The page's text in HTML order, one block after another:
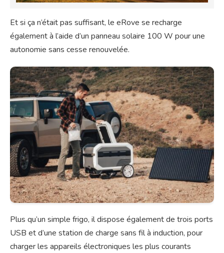
Et si ça n’était pas suffisant, le eRove se recharge
également à l’aide d’un panneau solaire 100 W pour une
autonomie sans cesse renouvelée.
Plus qu’un simple frigo, il dispose également de trois ports
USB et d’une station de charge sans fil à induction, pour
charger les appareils électroniques les plus courants